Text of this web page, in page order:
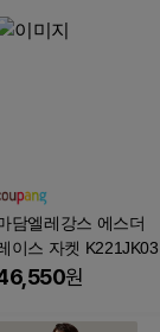
담엘레강스 에스더
이스 자켓 K221JK03
원